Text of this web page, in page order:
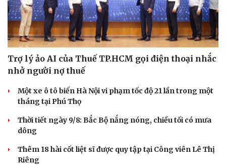
Trợ lý ảo AI của Thuế TP.HCM gọi điện thoại nhắc
nhở người nợ thuế
Một xe ô tô biển Hà Nội vi phạm tốc độ 21 lần trong một
tháng tại Phú Thọ
Thời tiết ngày 9/8: Bắc Bộ nắng nóng, chiều tối có mưa
dông
Thêm 18 hài cốt liệt sĩ được quy tập tại Công viên Lê Thị
Riêng